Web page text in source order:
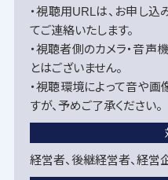
・視聴用URLは、お申し
てご連絡いたします。
・視聴者側のカメラ・音声
とはございません。
・視聴環境によって音や
すが、予めご了承ください。
経営者、後継経営者、経